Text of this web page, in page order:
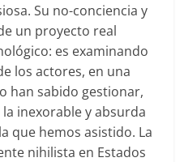
Su no-conciencia y
un proyecto real
es examinando
los actores, en una
han sabido gestionar,
inexorable y absurda
que hemos asistido. La
nihilista en Estados